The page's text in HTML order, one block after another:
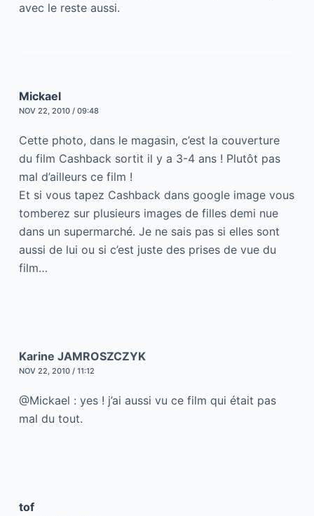
avec le reste aussi.
Mickael
NOV 22, 2010 / 09:48
Cette photo, dans le magasin, c’est la couverture
du film Cashback sortit il y a 3-4 ans ! Plutôt pas
mal d’ailleurs ce film !
Et si vous tapez Cashback dans google image vous
tomberez sur plusieurs images de filles demi nue
dans un supermarché. Je ne sais pas si elles sont
aussi de lui ou si c’est juste des prises de vue du
film…
Karine JAMROSZCZYK
NOV 22, 2010 / 11:12
@Mickael : yes ! j’ai aussi vu ce film qui était pas
mal du tout.
tof